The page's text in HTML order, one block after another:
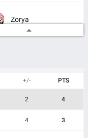
Zorya
Zorya
+/- PTS
2 4
4 3